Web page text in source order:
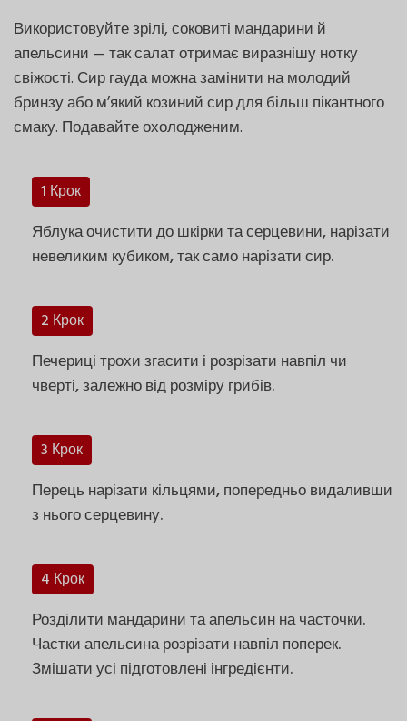
Використовуйте зрілі, соковиті мандарини й
апельсини — так салат отримає виразнішу нотку
свіжості. Сир гауда можна замінити на молодий
бринзу або м’який козиний сир для більш пікантного
смаку. Подавайте охолодженим.
1 Крок
Яблука очистити до шкірки та серцевини, нарізати
невеликим кубиком, так само нарізати сир.
2 Крок
Печериці трохи згасити і розрізати навпіл чи
чверті, залежно від розміру грибів.
3 Крок
Перець нарізати кільцями, попередньо видаливши
з нього серцевину.
4 Крок
Розділити мандарини та апельсин на часточки.
Частки апельсина розрізати навпіл поперек.
Змішати усі підготовлені інгредієнти.